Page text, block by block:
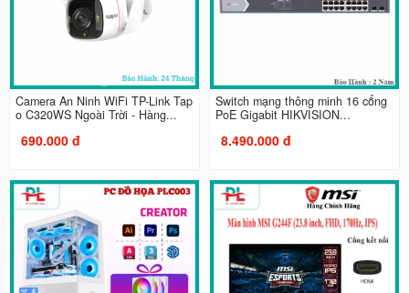
Camera An Ninh WiFi TP-Link Tap
o C320WS Ngoài Trời - Hàng...
690.000 đ
Switch mạng thông minh 16 cổng
PoE Gigabit HIKVISION...
8.490.000 đ